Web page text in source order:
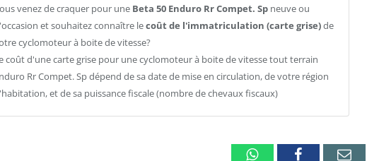
venez de craquer pour une Beta 50 Enduro Rr Compet. Spneuve ou
et souhaitez connaître lecoût de l'immatriculation (carte grise)de
cyclomoteur à boite de vitesse?
coût d'une carte grise pour une cyclomoteur à boite de vitesse tout terrain
Rr Compet. Sp dépend de sa date de mise en circulation, de votre région
et de sa puissance fiscale (nombre de chevaux fiscaux)
WhatsappFacebookEmail